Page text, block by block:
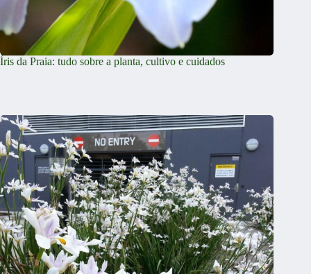
Íris da Praia: tudo sobre a planta, cultivo e cuidados